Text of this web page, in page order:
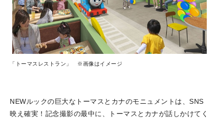
「トーマスレストラン」 ※画像はイメージ
NEWルックの巨大なトーマスとカナのモニュメントは、SNS
映え確実！記念撮影の最中に、トーマスとカナが話しかけてく